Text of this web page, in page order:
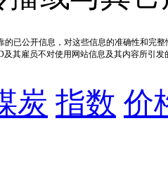
的已公开信息，对这些信息的准确性和完
及其雇员不对使用网站信息及其内容所引
炭 指数 价